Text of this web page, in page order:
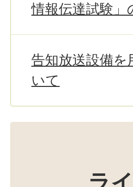
情報伝達試験」
告知放送設備
いて